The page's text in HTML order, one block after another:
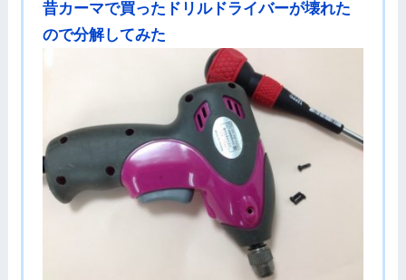
昔カーマで買ったドリルドライバーが壊れた
ので分解してみた